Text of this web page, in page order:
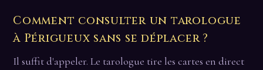
Comment consulter un tarologue
à Périgueux sans se déplacer ?
Il suffit d'appeler. Le tarologue tire les cartes en direct